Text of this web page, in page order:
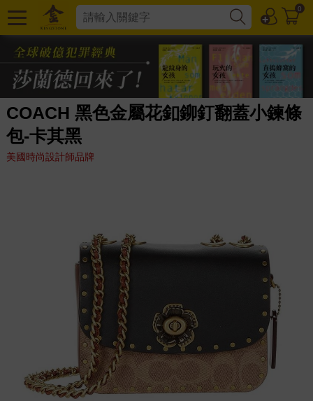
0
COACH 黑色金屬花釦鉚釘翻蓋小鍊條
包-卡其黑
美國時尚設計師品牌